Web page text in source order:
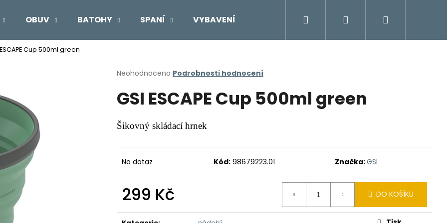
OBUV BATOHY SPANÍ VYBAVENÍ Moje objednávka
Přihlášení
Cup 500ml green
Průměrné
produktu
je
z
5
Neohodnoceno Podrobnosti hodnocení
GSI ESCAPE Cup 500ml green
Šikovný skládací hrnek
Na dotaz Kód: 98679223.01 Značka:GSI
299 Kč
cena:
DO KOŠÍKU
Co potřebujete najít?
HLEDAT
Doporučujeme